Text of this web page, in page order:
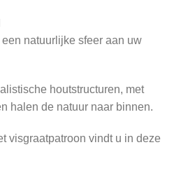
natuurlijke sfeer aan uw
houtstructuren, met
halen de natuur naar binnen.
visgraatpatroon vindt u in deze